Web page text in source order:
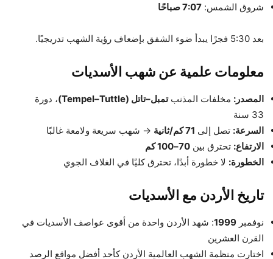
شروق الشمس: 7:07 صباحًا
بعد 5:30 فجرًا يبدأ ضوء الشفق بإضعاف رؤية الشهب تدريجيًا.
معلومات علمية عن شهب الأسديات
المصدر: مخلفات المذنبتمبل–تاتل (Tempel–Tuttle)
، دورة
33 سنة
السرعة: تصل إلى 71 كم/ثانية
→ شهب سريعة ولامعة غالبًا
الارتفاع: تحترق بين 70–100 كم
الخطورة: لا خطورة أبدًا، تحترق كليًا في الغلاف الجوي
تاريخ الأردن مع الأسديات
نوفمبر 1999: شهد الأردن واحدة من أقوى عواصف الأسديات في
القرن العشرين
اختارت منظمة الشهب العالمية الأردن كأحد أفضل مواقع الرصد